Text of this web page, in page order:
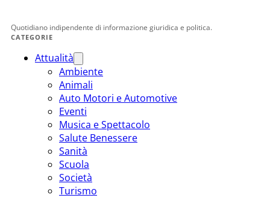
Quotidiano indipendente di informazione giuridica e politica.
CATEGORIE
Attualità
Ambiente
Animali
Auto Motori e Automotive
Eventi
Musica e Spettacolo
Salute Benessere
Sanità
Scuola
Società
Turismo